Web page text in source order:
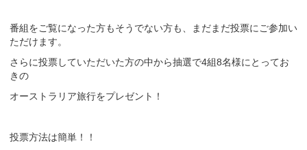
番組をご覧になった方もそうでない方も、まだまだ投票にご参加い
ただけます。
さらに投票していただいた方の中から抽選で4組8名様にとってお
きの
オーストラリア旅行をプレゼント！
投票方法は簡単！！